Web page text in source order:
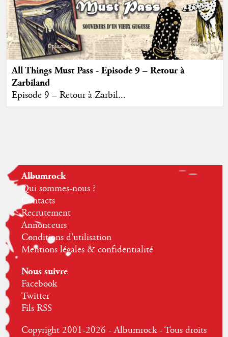
All Things Must Pass - Episode 9 – Retour à
Zarbiland
Episode 9 – Retour à Zarbil...
Albumrock
Qui sommes-nous ?
Contacts
Recrutement
Annonceurs
Conditions d'utilisation
Mentions légales & confidentialité
Nous suivre
Facebook
Twitter
Fils RSS
Copyright 2001-2026 - Albumrock - Tous droits